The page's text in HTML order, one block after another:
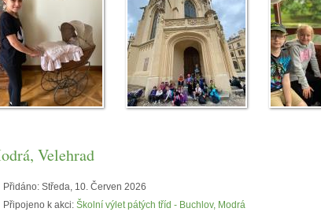
Velehrad
Přidáno: Středa, 10. Červen 2026
Připojeno k akci: Školní výlet pátých tříd - Buchlov, Modrá